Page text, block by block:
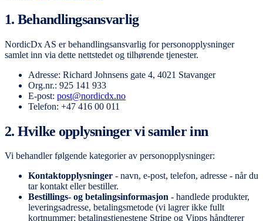
1. Behandlingsansvarlig
NordicDx AS er behandlingsansvarlig for personopplysninger
samlet inn via dette nettstedet og tilhørende tjenester.
Adresse: Richard Johnsens gate 4, 4021 Stavanger
Org.nr.: 925 141 933
E-post: post@nordicdx.no
Telefon: +47 416 00 011
2. Hvilke opplysninger vi samler inn
Vi behandler følgende kategorier av personopplysninger:
Kontaktopplysninger - navn, e-post, telefon, adresse - når du
tar kontakt eller bestiller.
Bestillings- og betalingsinformasjon - handlede produkter,
leveringsadresse, betalingsmetode (vi lagrer ikke fullt
kortnummer; betalingstjenestene Stripe og Vipps håndterer